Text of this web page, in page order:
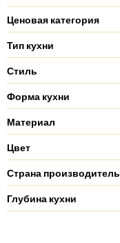
Ценовая категория
Тип кухни
Стиль
Форма кухни
Материал
Цвет
Страна производитель
Глубина кухни